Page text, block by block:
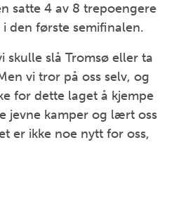
satte 4 av 8 trepoengere
den første semifinalen.
skulle slå Tromsø eller ta
vi tror på oss selv, og
for dette laget å kjempe
jevne kamper og lært oss
er ikke noe nytt for oss,